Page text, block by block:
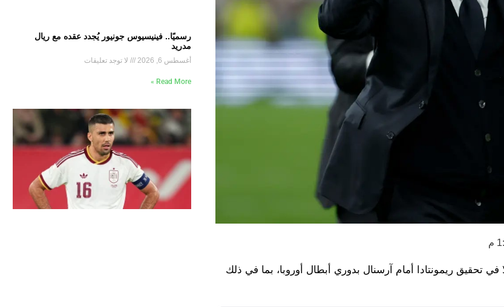
م
تحقيق ريمونتادا أمام آرسنال بدوري أبطال أوروبا، بما في ذلك
رسميًا.. فينيسيوس جونيور يُجدد عقده مع ريال
مدريد
أغسطس 6, 2026 لا توجد تعليقات
Read More »